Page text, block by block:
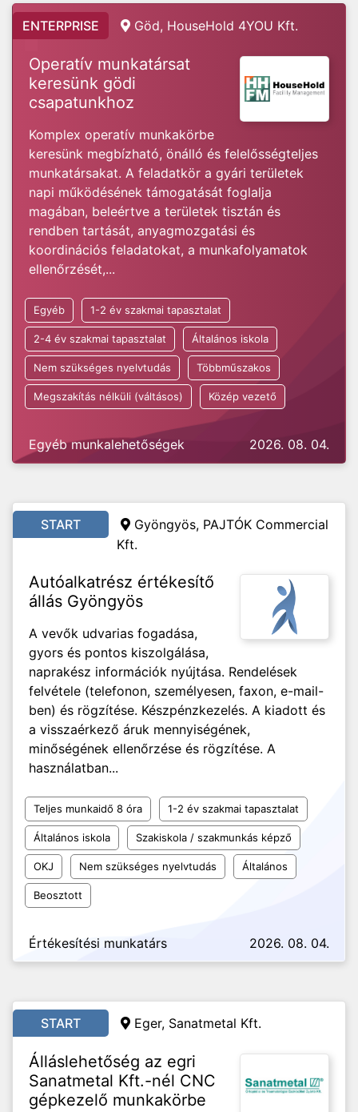
ENTERPRISE Göd, HouseHold 4YOU Kft.
Operatív munkatársat
keresünk gödi
csapatunkhoz
Komplex operatív munkakörbe
keresünk megbízható, önálló és felelősségteljes
munkatársakat. A feladatkör a gyári területek
napi működésének támogatását foglalja
magában, beleértve a területek tisztán és
rendben tartását, anyagmozgatási és
koordinációs feladatokat, a munkafolyamatok
ellenőrzését,...
Egyéb 1-2 év szakmai tapasztalat
2-4 év szakmai tapasztalat Általános iskola
Nem szükséges nyelvtudás Többműszakos
Megszakítás nélküli (váltásos) Közép vezető
Egyéb munkalehetőségek 2026. 08. 04.
START
Gyöngyös, PAJTÓK Commercial
Kft.
Autóalkatrész értékesítő
állás Gyöngyös
A vevők udvarias fogadása,
gyors és pontos kiszolgálása,
naprakész információk nyújtása. Rendelések
felvétele (telefonon, személyesen, faxon, e-mail-
ben) és rögzítése. Készpénzkezelés. A kiadott és
a visszaérkező áruk mennyiségének,
minőségének ellenőrzése és rögzítése. A
használatban...
Teljes munkaidő 8 óra 1-2 év szakmai tapasztalat
Általános iskola Szakiskola / szakmunkás képző
OKJ Nem szükséges nyelvtudás Általános
Beosztott
Értékesítési munkatárs 2026. 08. 04.
START Eger, Sanatmetal Kft.
Álláslehetőség az egri
Sanatmetal Kft.-nél CNC
gépkezelő munkakörbe